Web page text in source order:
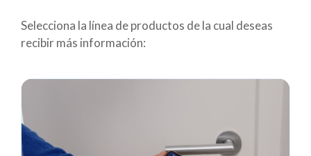
Selecciona la línea de productos de la cual deseas
recibir más información: